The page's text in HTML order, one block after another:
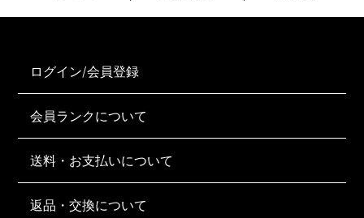
ログイン/会員登録
会員ランクについて
送料・お支払いについて
返品・交換について